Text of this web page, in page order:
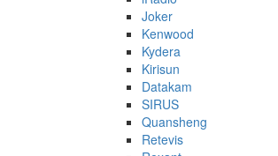
Joker
Kenwood
Kydera
Kirisun
Datakam
SIRUS
Quansheng
Retevis